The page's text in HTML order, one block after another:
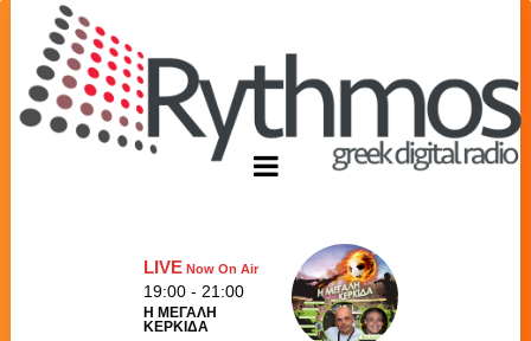
LIVENow On Air
19:00 - 21:00
Η ΜΕΓΑΛΗ
ΚΕΡΚΙΔΑ